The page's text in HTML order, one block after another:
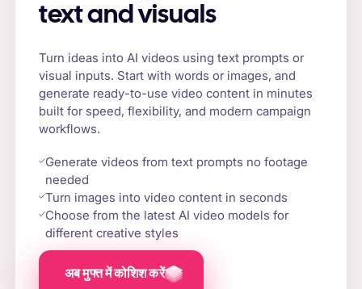
text and visuals
Turn ideas into AI videos using text prompts or
visual inputs. Start with words or images, and
generate ready-to-use video content in minutes
built for speed, flexibility, and modern campaign
workflows.
Generate videos from text prompts no footage
needed
Turn images into video content in seconds
Choose from the latest AI video models for
different creative styles
अब मुफ्त में कोशिश करें